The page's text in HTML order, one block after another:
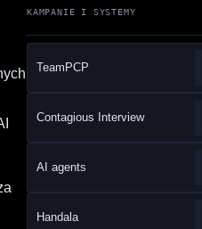
KAMPANIE I SYSTEMY
TeamPCP
Contagious Interview
AI agents
Handala